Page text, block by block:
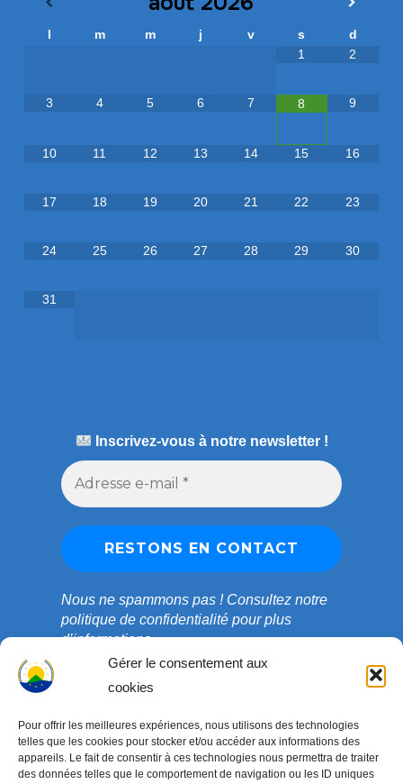
Gérer le consentement aux
cookies
Pour offrir les meilleures expériences, nous utilisons des technologies
telles que les cookies pour stocker et/ou accéder aux informations des
appareils. Le fait de consentir à ces technologies nous permettra de traiter
des données telles que le comportement de navigation ou les ID uniques
l m m j v s
d
1
2
3 4 5 6 7 8 9
10 11 12 13 14 15 16
17 18 19 20 21 22 23
24 25 26 27 28 29 30
31
Inscrivez-vous à notre newsletter !
Nous ne spammons pas ! Consultez notre
politique de confidentialitépour plus
d’informations.